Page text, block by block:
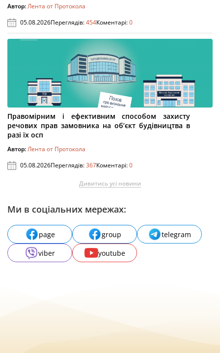
Автор:Лента от Протокола
05.08.2026Переглядів:454Коментарі:0
Правомірним і ефективним способом захисту
речових прав замовника на об’єкт будівництва в
разі їх осп
Автор:Лента от Протокола
05.08.2026Переглядів:367Коментарі:0
Дивитись усі новини
Ми в соціальних мережах:
page group
telegram
viber
youtube